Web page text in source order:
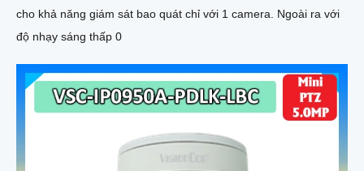
cho khả năng giám sát bao quát chỉ với 1 camera. Ngoài ra với
độ nhạy sáng thấp 0